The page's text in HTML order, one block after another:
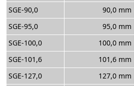
SGE-90,0
90,0 mm
SGE-95,0
95,0 mm
SGE-100,0
100,0 mm
SGE-101,6
101,6 mm
SGE-127,0
127,0 mm